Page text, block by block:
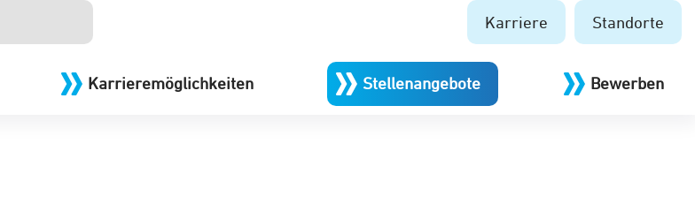
Karriere Standorte
Karrieremöglichkeiten Stellenangebote Bewerben